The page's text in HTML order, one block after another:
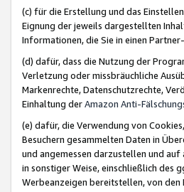
(c) für die Erstellung und das
Eignung der jeweils dargestellten
Informationen, die Sie in einen
(d) dafür, dass die Nutzung der
Verletzung oder missbräuchliche
Markenrechte, Datenschutzrechte,
Einhaltung derAmazon Anti-
(e) dafür, die Verwendung von
Besuchern gesammelten Daten in
und angemessen darzustellen und
in sonstiger Weise, einschließlich des
Werbeanzeigen bereitstellen, von